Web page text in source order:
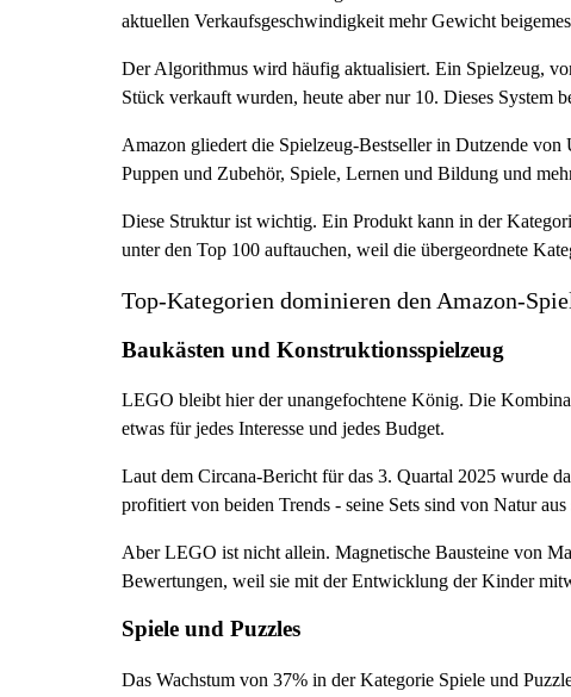
aktuellen Verkaufsgeschwindigkeit mehr Gewicht
Der Algorithmus wird häufig aktualisiert. Ein Spielzeug,
Stück verkauft wurden, heute aber nur 10. Dieses System
Amazon gliedert die Spielzeug-Bestseller in Dutzende
Puppen und Zubehör, Spiele, Lernen und Bildung und
Diese Struktur ist wichtig. Ein Produkt kann in der
unter den Top 100 auftauchen, weil die übergeordnete
Top-Kategorien dominieren den Amazon-
Baukästen und Konstruktionsspielzeug
LEGO bleibt hier der unangefochtene König. Die
etwas für jedes Interesse und jedes Budget.
Laut dem Circana-Bericht für das 3. Quartal 2025 wurde
profitiert von beiden Trends - seine Sets sind von Natur
Aber LEGO ist nicht allein. Magnetische Bausteine von
Bewertungen, weil sie mit der Entwicklung der Kinder
Spiele und Puzzles
Das Wachstum von 37% in der Kategorie Spiele und